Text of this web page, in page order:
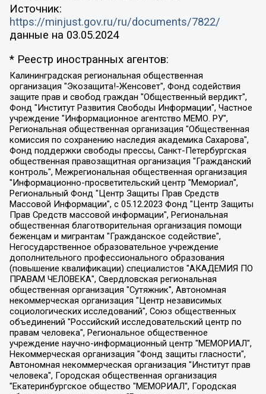
Источник:
https://minjust.gov.ru/ru/documents/7822/
данные на 03.05.2024
* Реестр иностранных агентов:
Калининградская региональная общественная организация "Экозащита!-Женсовет", Фонд содействия защите прав и свобод граждан "Общественный вердикт", Фонд "Институт Развития Свободы Информации", Частное учреждение "Информационное агентство МЕМО. РУ", Региональная общественная организация "Общественная комиссия по сохранению наследия академика Сахарова", Фонд поддержки свободы прессы, Санкт-Петербургская общественная правозащитная организация "Гражданский контроль", Межрегиональная общественная организация "Информационно-просветительский центр "Мемориал", Региональный Фонд "Центр Защиты Прав Средств Массовой Информации", с 05.12.2023 Фонд "Центр Защиты Прав Средств массовой информации", Региональная общественная благотворительная организация помощи беженцам и мигрантам "Гражданское содействие", Негосударственное образовательное учреждение дополнительного профессионального образования (повышение квалификации) специалистов "АКАДЕМИЯ ПО ПРАВАМ ЧЕЛОВЕКА", Свердловская региональная общественная организация "Сутяжник", Автономная некоммерческая организация "Центр независимых социологических исследований", Союз общественных объединений "Российский исследовательский центр по правам человека", Региональное общественное учреждение научно-информационный центр "МЕМОРИАЛ", Некоммерческая организация "Фонд защиты гласности", Автономная некоммерческая организация "Институт прав человека", Городская общественная организация "Екатеринбургское общество "МЕМОРИАЛ", Городская общественная организация "Рязанское историко-просветительское и правозащитное общество "Мемориал" (Рязанский Мемориал), Челябинский региональный орган общественной самодеятельности – женское общественное объединение "Женщины Евразии", Челябинский региональный орган общественной самодеятельности "Уральская правозащитная группа", Фонд содействия защите здоровья и социальной справедливости имени Андрея Рылькова, Автономная Некоммерческая Организация "Аналитический Центр Юрия Левады", Автономная некоммерческая организация социальной поддержки населения "Проект Апрель", Региональная общественная организация помощи женщинам и детям, находящимся в кризисной ситуации "Информационно-методический центр "Анна", Фонд содействия развитию массовых коммуникаций и правовому просвещению "Так-так-Так", Фонд содействия устойчивому развитию "Серебряная тайга", Свердловский региональный общественный фонд социальных проектов "Новое время", "Idel.Реалии", Кавказ.Реалии, Крым.Реалии, Телеканал Настоящее Время, Татаро-башкирская служба Радио Свобода (Azatliq Radiosi), Радио Свободная Европа/Радио Свобода (PCE/PC), "Сибирь.Реалии", "Фактограф", Благотворительный фонд помощи осужденным и их семьям, Автономная некоммерческая организация "Институт глобализации и социальных движений", Фонд "В защиту прав заключенных", Частное учреждение "Центр поддержки и содействия развитию средств массовой информации", Пензенский региональный общественный благотворительный фонд "Гражданский союз", "Север.Реалии", Некоммерческая организация Фонд "Правовая инициатива", Общество с ограниченной ответственностью "Радио Свободная Европа/Радио Свобода", Чешское информационное агентство "MEDIUM-ORIENT", Красноярская региональная общественная организация "Мы против СПИДа", Камалягин Денис Николаевич, Маркелов Сергей Евгеньевич, Пономарев Лев Александрович, Савицкая Людмила Алексеевна, Автономная некоммерческая организация "Центр по работе с проблемой насилия "НАСИЛИЮ.НЕТ", Межрегиональный профессиональный союз работников здравоохранения "Альянс врачей", Юридическое лицо, зарегистрированное в Латвийской Республике, SIA "Medusa Project" (регистрационный номер 40103797863, дата регистрации 10.06.2014), Некоммерческая организация "Фонд по борьбе с коррупцией", Автономная некоммерческая организация "Институт права и публичной политики", Баданин Роман Сергеевич, Гликин Максим Александрович, Железнова Мария Михайловна, Лукьянова Юлия Сергеевна, Маетная Елизавета Витальевна, Маняхин Петр Борисович, Чуракова Ольга Владимировна, Ярош Юлия Петровна, Юридическое лицо "The Insider SIA", зарегистрированное в Риге, Латвийская Республика (дата регистрации 26.06.2015), являющееся администратором доменного имени интернет-издания "The Insider SIA", https://theins.ru, Постернак Алексей Евгеньевич, Рубин Михаил Аркадьевич, Анин Роман Александрович, Юридическое лицо Istories fonds, зарегистрированное в Латвийской Республике (регистрационный номер 50008295751, дата регистрации 24.02.2020), Великовский Дмитрий Александрович, Долинина Ирина Николаевна, Мароховская Алеся Алексеевна, Шлейнов Роман Юрьевич, Шмагун Олеся Валентиновна, Общество с ограниченной ответственностью "Альтаир 2021", Общество с ограниченной ответственностью "Вега 2021", Общество с ограниченной ответственностью "Главный редактор 2021", Общество с ограниченной ответственностью "Ромашки монолит", Важенков Артем Валерьевич, Ивановская областная общественная организация "Центр гендерных исследований", Гурман Юрий Альбертович, Медиапроект "ОВД-Инфо", Егоров Владимир Владимирович, Жилинский Владимир Александрович, Общество с ограниченной ответственностью "ЗП", Иванова София Юрьевна, Карезина Инна Павловна, Кильтау Екатерина Викторовна, Петров Алексей Викторович, Пискунов Сергей Евгеньевич, Смирнов Сергей Сергеевич, Тихонов Михаил Сергеевич, Общество с ограниченной ответственностью "ЖУРНАЛИСТ-ИНОСТРАННЫЙ АГЕНТ", Арапова Галина Юрьевна, Вольтская Татьяна Анатольевна, Американская компания "Mason G.E.S. Anonymous Foundation" (США), являющаяся владельцем интернет-издания https://mnews.world/, Компания "Stichting Bellingcat", зарегистрированная в Нидерландах (дата регистрации 11.07.2018), Захаров Андрей Вячеславович, Клепиковская Екатерина Дмитриевна, Общество с ограниченной ответственностью "МЕМО", Перл Роман Александрович, Симонов Евгений Алексеевич, Соловьева Елена Анатольевна, Сотников Даниил Владимирович, Сурначева Елизавета Дмитриевна, Автономная некоммерческая организация по защите прав человека и информированию населения "Якутия – Наше Мнение", Общество с ограниченной ответственностью "Москоу диджитал медиа", с 26.01.2023 Общество с ограниченной ответственностью "Чайка Белые сады", Ветошкина Валерия Валерьевна, Заговора Максим Александрович, Межрегиональное общественное движение "Российская ЛГБТ - сеть", Оленичев Максим Владимирович, Павлов Иван Юрьевич, Скворцова Елена Сергеевна, Общество с ограниченной ответственностью "Как бы инагент", Кочетков Игорь Викторович, Общество с ограниченной ответственностью "Честные выборы", Еланчик Олег Александрович, Общество с ограниченной ответственностью "Нобелевский призыв", Гималова Регина Эмилевна, Григорьев Андрей Валерьевич, Григорьева Алина Александровна, Ассоциация по содействию защите прав призывников, альтернативнослужащих и военнослужащих "Правозащитная группа "Гражданин.Армия.Право", Хисамова Регина Фаритовна, Автономная некоммерческая организация по реализации социально-правовых программ "Лилит", Дальневосточное общественное движение "Маяк", Санкт-Петербургская ЛГБТ-инициативная группа "Выход", Инициативная группа ЛГБТ+ "Реверс", Алексеев Андрей Викторович, Бекбулатова Таисия Львовна, Беляев Иван Михайлович, Владыкина Елена Сергеевна, Гельман Марат Александрович, Никульшина Вероника Юрьевна, Толоконникова Надежда Андреевна, Шендерович Виктор Анатольевич, Общество с ограниченной ответственностью "Данное сообщение", Общество с ограниченной ответственностью Издательский дом "Новая глава", Айнбиндер Александра Александровна, Московский комьюнити-центр для ЛГБТ+инициатив, Благотворительный фонд развития филантропии, Deutsche Welle (Германия, Kurt-Schumacher-Strasse 3, 53113 Bonn), Борзунова Мария Михайловна, Воробьев Виктор Викторович, Голубева Анна Львовна, Константинова Алла Михайловна, Малкова Ирина Владимировна, Мурадов Мурад Абдулгалимович, Осетинская Елизавета Николаевна, Понасенков Евгений Николаевич, Ганапольский Матвей Юрьевич, Киселев Евгений Алексеевич, Борухович Ирина Григорьевна, Дремин Иван Тимофеевич, Дубровский Дмитрий Викторович, Красноярская региональная общественная организация поддержки и развития альтернативных образовательных технологий и межкультурных коммуникаций "ИНТЕРРА", Маяковская Екатерина Алексеевна, Фейгин Марк Захарович, Филимонов Андрей Викторович, Дзугкоева Регина Николаевна, Доброхотов Роман Александрович, Дудь Юрий Александрович, Елкин Сергей Владимирович, Кругликов Кирилл Игоревич, Сабунаева Мария Леонидовна, Семенов Алексей Владимирович, Шаинян Карен Багратович, Шульман Екатерина Михайловна, Асафьев Артур Валерьевич, Вахштайн Виктор Семенович, Венедиктов Алексей Алексеевич, Лушникова Екатерина Евгеньевна, Волков Леонид Михайлович, Невзоров Александр Глебович, Пархоменко Сергей Борисович, Сироткин Ярослав Николаевич, Кара-Мурза Владимир Владимирович, Баранова Наталья Владимировна, Гозман Леонид Яковлевич, Кагарлицкий Борис Юльевич, Климарев Михаил Валерьевич, Милов Владимир Станиславович, Автономная некоммерческая организация Краснодарский центр современного искусства "Типография", Моргенштерн Алишер Тагирович, Соболь Любовь Эдуардовна, Общество с ограниченной ответственностью "ЛИЗА НОРМ", Каспаров Гарри Кимович, Ходорковский Михаил Борисович, Общество с ограниченной ответственностью "Апрельские тезисы", Данилович Ирина Брониславовна, Кашин Олег Владимирович, Петров Николай Владимирович, Пивоваров Алексей Владимирович, Соколов Михаил Владимирович, Цветкова Юлия Владимировна, Чичваркин Евгений Александрович, Комитет против пыток/Команда против пыток, Общество с ограниченной ответственностью "Первый научный", Общество с ограниченной ответственностью "Вертолет и ко", Белоцерковская Вероника Борисовна, Кац Максим Евгеньевич, Лазарева Татьяна Юрьевна, Шаведдинов Руслан Табризович, Яшин Илья Валерьевич, Общество с ограниченной ответственностью "Иноагент ААВ", Алешковский Дмитрий Петрович, Альбац Евгения Марковна, Быков Дмитрий Львович, Галямина Юлия Евгеньевна, Лойко Сергей Леонидович, Мартынов Кирилл Константинович, Медведев Сергей Александрович, Крашенинников Федор Геннадиевич, Гордеева Катерина Вл